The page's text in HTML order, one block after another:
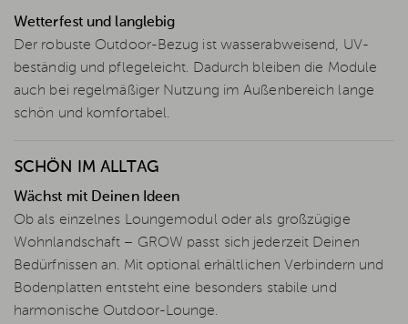
Wetterfest und langlebig
Der robuste Outdoor-Bezug ist wasserabweisend, UV-
beständig und pflegeleicht. Dadurch bleiben die Module
auch bei regelmäßiger Nutzung im Außenbereich lange
schön und komfortabel.
SCHÖN IM ALLTAG
Wächst mit Deinen Ideen
Ob als einzelnes Loungemodul oder als großzügige
Wohnlandschaft – GROW passt sich jederzeit Deinen
Bedürfnissen an. Mit optional erhältlichen Verbindern und
Bodenplatten entsteht eine besonders stabile und
harmonische Outdoor-Lounge.